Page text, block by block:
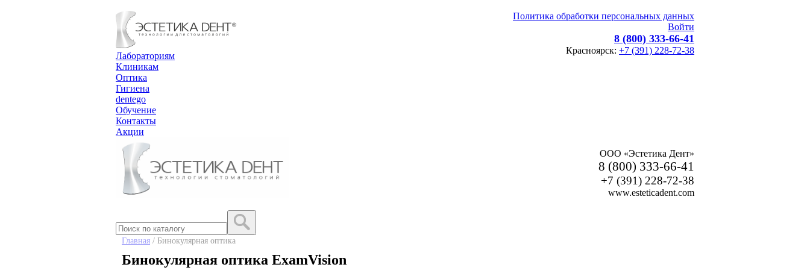
Политика обработки персональных данных
Войти
8 (800) 333-66-41
Красноярск: +7 (391) 228-72-38
Лабораториям
Клиникам
Оптика
Гигиена
dentego
Обучение
Контакты
Акции
ООО «Эстетика Дент»
8 (800) 333-66-41
+7 (391) 228-72-38
www.esteticadent.com
Главная / Бинокулярная оптика
Бинокулярная оптика ExamVision